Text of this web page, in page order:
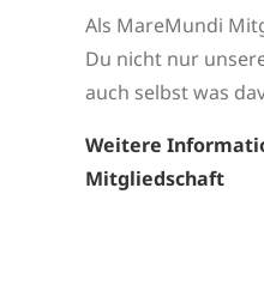
Als MareMundi
Du nicht nur
auch selbst was
Weitere
Mitgliedschaft